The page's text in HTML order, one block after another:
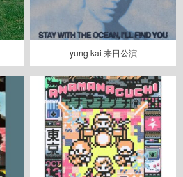
yung kai 来日公演